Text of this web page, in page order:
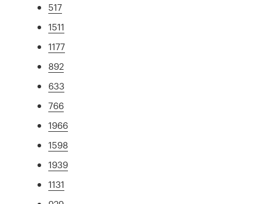
517
1511
1177
892
633
766
1966
1598
1939
1131